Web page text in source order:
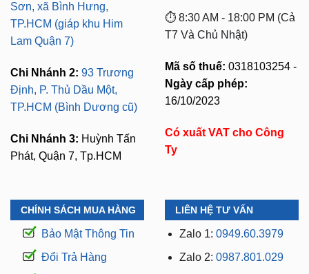
Sơn, xã Bình Hưng,
TP.HCM (giáp khu Him
Lam Quận 7)
Chi Nhánh 2: 93 Trương
Định, P. Thủ Dầu Một,
TP.HCM (Bình Dương cũ)
Chi Nhánh 3: Huỳnh Tấn
Phát, Quận 7, Tp.HCM
⏱️ 8:30 AM - 18:00 PM (Cả
T7 Và Chủ Nhật)
Mã số thuế: 0318103254 -
Ngày cấp phép:
16/10/2023
Có xuất VAT cho Công
Ty
CHÍNH SÁCH MUA HÀNG
Bảo Mật Thông Tin
Đổi Trả Hàng
LIÊN HỆ TƯ VẤN
Zalo 1: 0949.60.3979
Zalo 2: 0987.801.029